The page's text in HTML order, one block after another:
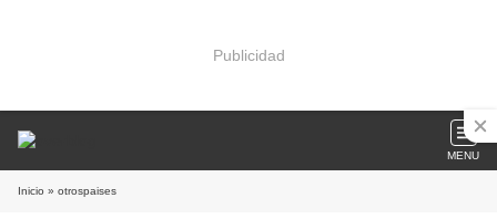
Publicidad
MENU
Inicio » otrospaises